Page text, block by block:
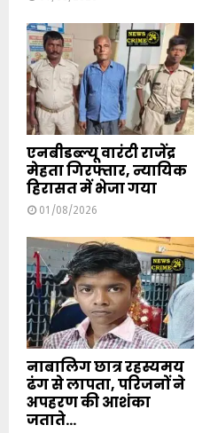
एनबीडब्ल्यू वारंटी राजेंद्र
मेहता गिरफ्तार, न्यायिक
हिरासत में भेजा गया
01/08/2026
नाबालिग छात्र रहस्यमय
ढंग से लापता, परिजनों ने
अपहरण की आशंका
जताते...